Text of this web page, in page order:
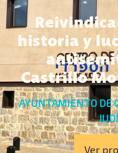
historia y
Castrillo
AYUNTAMIENTO DE
Ver